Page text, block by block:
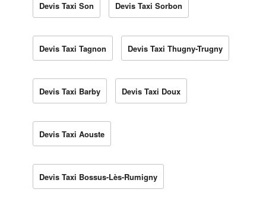
Devis Taxi Son Devis Taxi Sorbon
Devis Taxi Tagnon Devis Taxi Thugny-Trugny
Devis Taxi Barby Devis Taxi Doux
Devis Taxi Aouste
Devis Taxi Bossus-Lès-Rumigny